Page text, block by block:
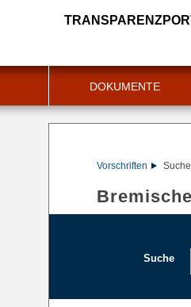
DOKUMENTE
Vorschriften
Suche